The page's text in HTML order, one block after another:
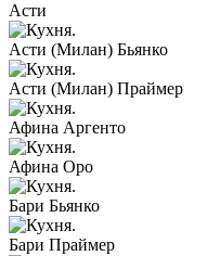
Асти
Асти (Милан) Бьянко
Асти (Милан) Праймер
Афина Аргенто
Афина Оро
Бари Бьянко
Бари Праймер